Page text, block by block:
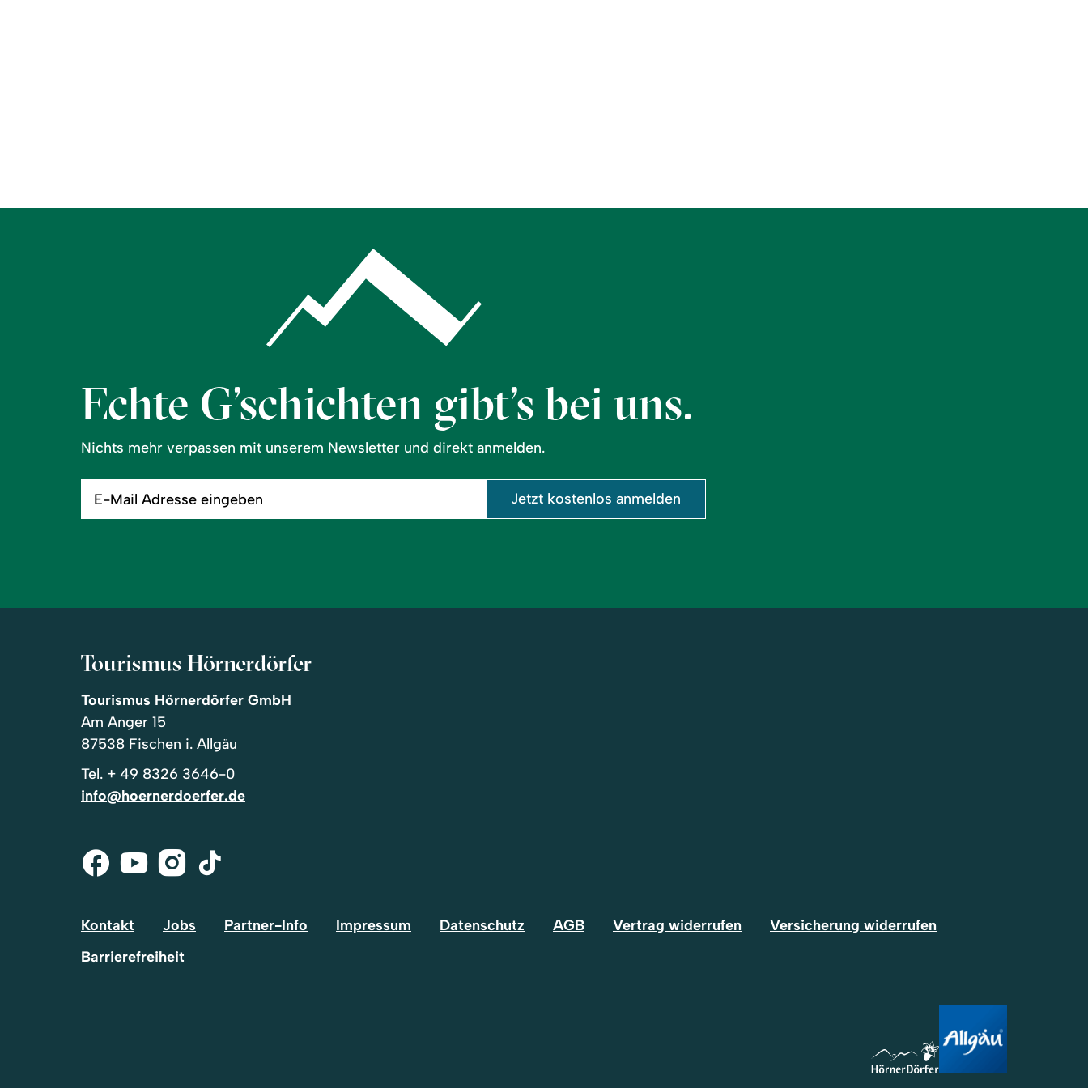
Echte G’schichten gibt’s bei uns.
Nichts mehr verpassen mit unserem Newsletter und direkt anmelden.
Mail
eingeben
Jetzt kostenlos anmelden
Tourismus Hörnerdörfer
Tourismus Hörnerdörfer GmbH
Am Anger 15
87538 Fischen i. Allgäu
Tel. + 49 8326 3646-0
info@hoernerdoerfer.de
Facebook
Youtube
Instagram
Tik-
Kontakt Jobs Partner-Info Impressum Datenschutz AGB Vertrag widerrufen
Versicherung widerrufen
Barrierefreiheit